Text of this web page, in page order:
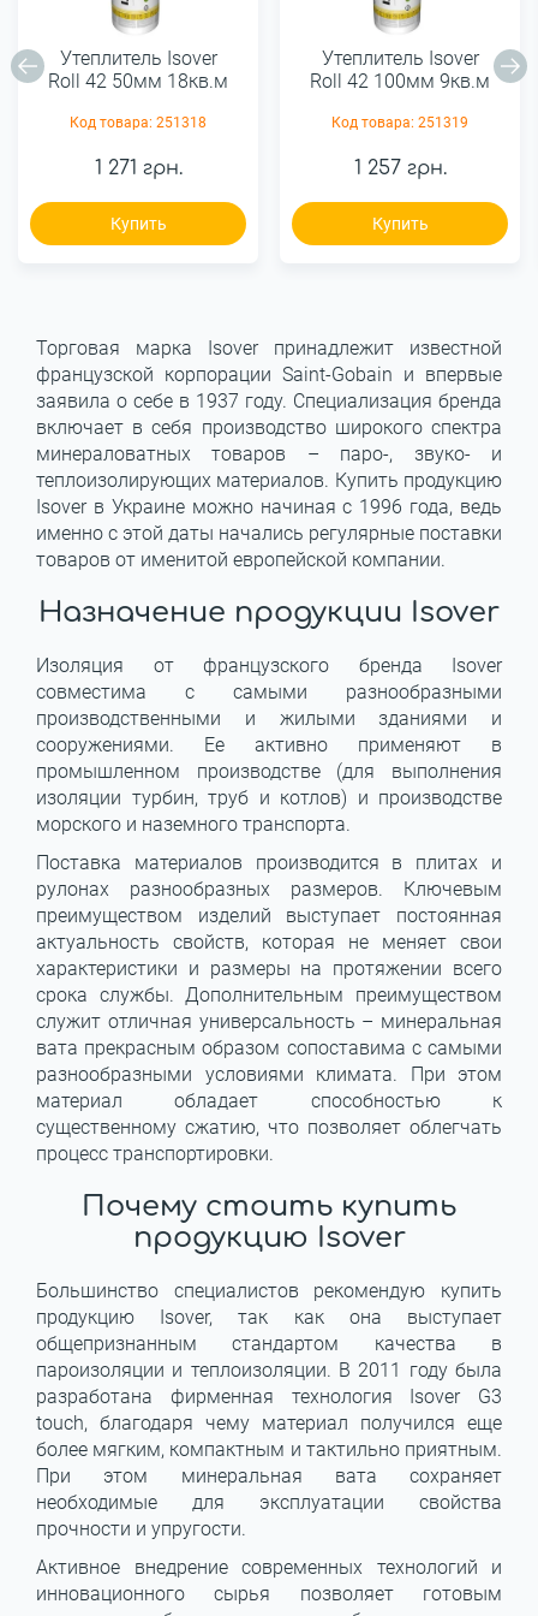
Утеплитель Isover
Roll 42 50мм 18кв.м
Код товара: 251318
1 271 грн.
Купить
Утеплитель Isover
Roll 42 100мм 9кв.м
Код товара: 251319
1 257 грн.
Купить
Торговая марка Isover принадлежит известной
французской корпорации Saint-Gobain и впервые
заявила о себе в 1937 году. Специализация бренда
включает в себя производство широкого спектра
минераловатных товаров – паро-, звуко- и
теплоизолирующих материалов. Купить продукцию
Isover в Украине можно начиная с 1996 года, ведь
именно с этой даты начались регулярные поставки
товаров от именитой европейской компании.
Назначение продукции Isover
Изоляция от французского бренда Isover
совместима с самыми разнообразными
производственными и жилыми зданиями и
сооружениями. Ее активно применяют в
промышленном производстве (для выполнения
изоляции турбин, труб и котлов) и производстве
морского и наземного транспорта.
Поставка материалов производится в плитах и
рулонах разнообразных размеров. Ключевым
преимуществом изделий выступает постоянная
актуальность свойств, которая не меняет свои
характеристики и размеры на протяжении всего
срока службы. Дополнительным преимуществом
служит отличная универсальность – минеральная
вата прекрасным образом сопоставима с самыми
разнообразными условиями климата. При этом
материал обладает способностью к
существенному сжатию, что позволяет облегчать
процесс транспортировки.
Почему стоить купить
продукцию Isover
Большинство специалистов рекомендую купить
продукцию Isover, так как она выступает
общепризнанным стандартом качества в
пароизоляции и теплоизоляции. В 2011 году была
разработана фирменная технология Isover G3
touch, благодаря чему материал получился еще
более мягким, компактным и тактильно приятным.
При этом минеральная вата сохраняет
необходимые для эксплуатации свойства
прочности и упругости.
Активное внедрение современных технологий и
инновационного сырья позволяет готовым